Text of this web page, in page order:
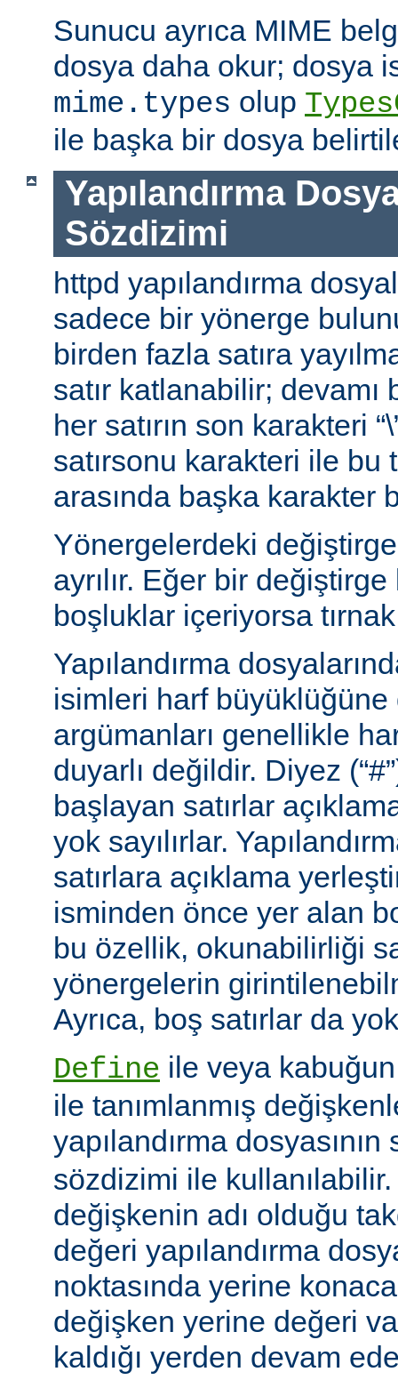
Sunucu ayrıca MIME
dosya daha okur; dosya
mime.types olup
ile başka bir dosya
Yapılandırma
Sözdizimi
httpd yapılandırma
sadece bir yönerge
birden fazla satıra
satır katlanabilir; devamı
her satırın son karakteri
satırsonu karakteri ile bu
arasında başka karakter
Yönergelerdeki
ayrılır. Eğer bir
boşluklar içeriyorsa tırnak
Yapılandırma
isimleri harf büyüklüğüne
argümanları genellikle
duyarlı değildir. Diyez
başlayan satırlar
yok sayılırlar.
satırlara açıklama
isminden önce yer alan
bu özellik, okunabilirliği
yönergelerin
Ayrıca, boş satırlar da
Define ile veya
ile tanımlanmış
yapılandırma dosyasının
sözdizimi ile
değişkenin adı olduğu
değeri yapılandırma
noktasında yerine
değişken yerine değeri
kaldığı yerden devam